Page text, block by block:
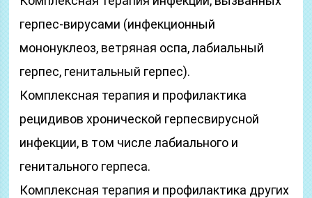
герпес-вирусами (инфекционный
мононуклеоз, ветряная оспа, лабиальный
герпес, генитальный герпес).
Комплексная терапия и профилактика
рецидивов хронической герпесвирусной
инфекции, в том числе лабиального и
генитального герпеса.
Комплексная терапия и профилактика других